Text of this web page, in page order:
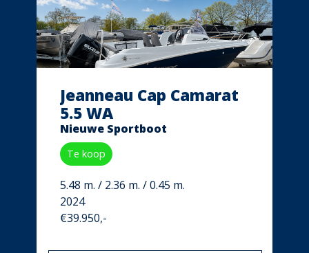
Jeanneau Cap Camarat
5.5 WA
Nieuwe Sportboot
Te koop
5.48 m. / 2.36 m. / 0.45 m.
2024
€39.950,-